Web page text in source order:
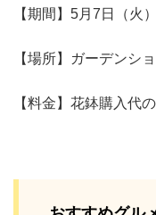
【期間】5月7日（火
【場所】ガーデンシ
【料金】花鉢購入代